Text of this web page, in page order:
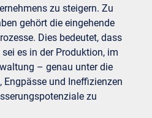
zu steigern. Zu
gehört die eingehende
Dies bedeutet, dass
es in der Produktion, im
– genau unter die
und Ineffizienzen
zu